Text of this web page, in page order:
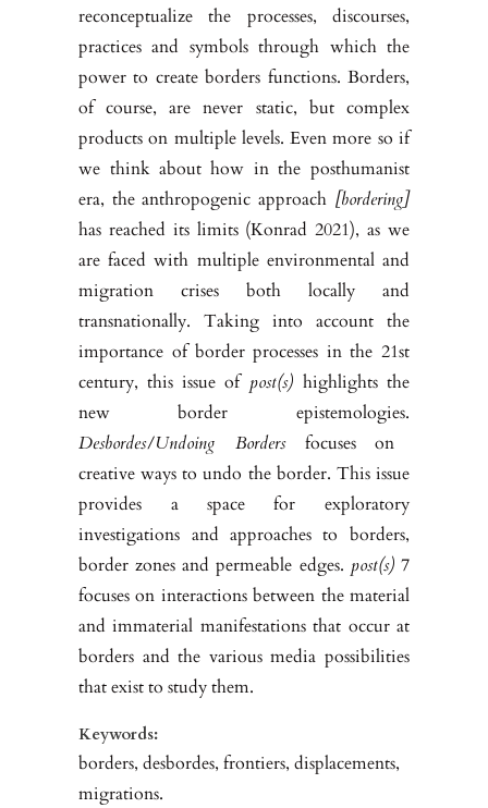
reconceptualize the processes, discourses,
practices and symbols through which the
power to create borders functions. Borders,
of course, are never static, but complex
products on multiple levels. Even more so if
we think about how in the posthumanist
era, the anthro­pogenic approach [bordering]
has reached its limits (Konrad 2021), as we
are faced with multiple environmental and
migration crises both locally and
transnationally. Taking into account the
importance of border processes in the 21st
century, this issue of post(s) highlights the
new border epistemo­logies.
Desbordes/Undoing Borders focuses on
creative ways to undo the border. This issue
provides a space for exploratory
investigations and ap­proaches to borders,
border zones and permeable edges. post(s)7
focuses on interactions between the material
and immaterial manifestations that occur at
borders and the various media possibilities
that exist to study them.
Keywords:
borders, desbordes, frontiers, displacements,
migrations.